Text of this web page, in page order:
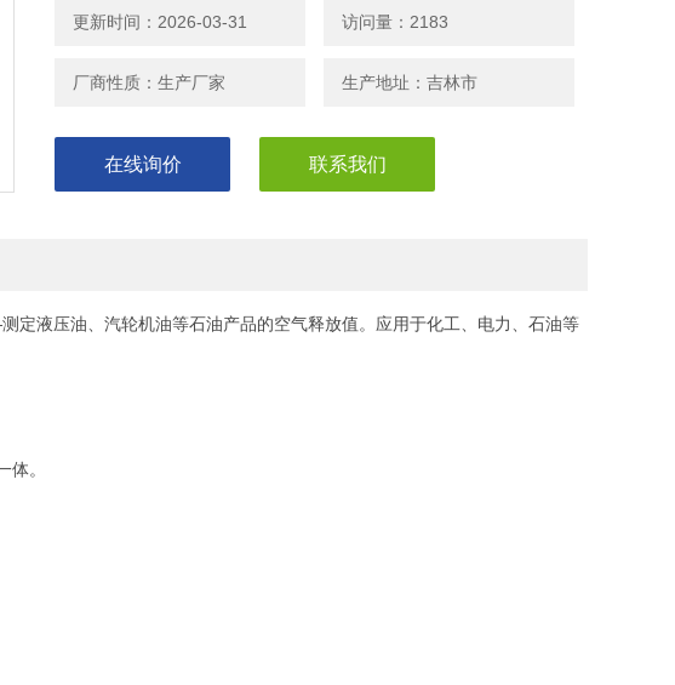
更新时间：2026-03-31 访问量：2183
厂商性质：生产厂家 生产地址：吉林市
在线询价 联系我们
液压油、汽轮机油等石油产品的空气释放值。应用于化工、电力、石油等
。